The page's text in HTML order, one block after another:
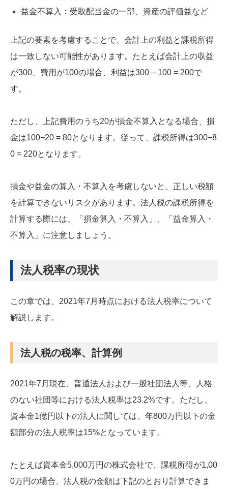
益金不算入：受取配当金の一部、資産の評価益など
上記の要素を考慮することで、会計上の利益と課税所得
は一致しない可能性があります。たとえば会計上の収益
が300、費用が100の場合、利益は300 – 100 = 200で
す。
ただし、上記費用のうち20が損金不算入となる場合、損
金は100−20 = 80となります。従って、課税所得は300−8
0 = 220となります。
損金や益金の算入・不算入を考慮しないと、正しい税額
を計算できないリスクがあります。法人税の課税所得を
計算する際には、「損金算入・不算入」、「益金算入・
不算入」に注意しましょう。
法人税率の現状
この章では、2021年7月時点における法人税率について
解説します。
法人税の税率、計算例
2021年7月現在、普通法人および一般社団法人等、人格
のない社団等における法人税率は23.2%です。ただし、
資本金1億円以下の法人に関しては、年800万円以下の金
額部分の法人税率は15%となっています。
たとえば資本金5,000万円の株式会社で、課税所得が1,00
0万円の場合、法人税の金額は下記のとおり計算できま